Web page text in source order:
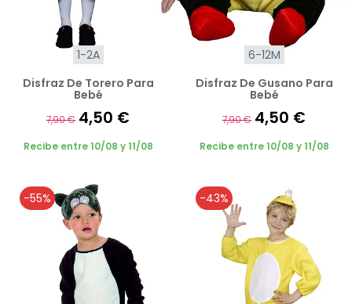
1-2A
Disfraz De Torero Para
Bebé
7,90 € 4,50 €
Recibe entre 10/08 y 11/08
6-12M
Disfraz De Gusano Para
Bebé
7,90 € 4,50 €
Recibe entre 10/08 y 11/08
-55% -43%